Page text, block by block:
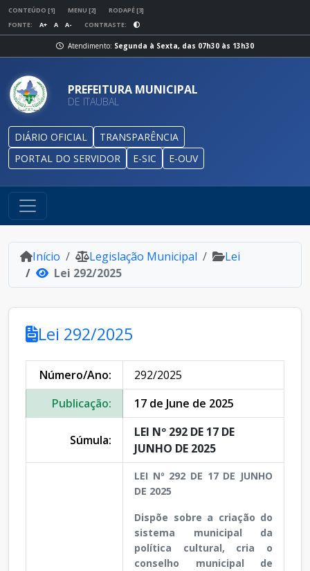
CONTEÚDO [1] MENU [2]
RODAPÉ [3]
FONTE:
A+ A A- CONTRASTE:
Atendimento: Segunda à Sexta, das 07h30 às 13h30
PREFEITURA MUNICIPAL
DE ITAUBAL
DIÁRIO OFICIAL
TRANSPARÊNCIA
PORTAL DO SERVIDOR
E-SIC E-OUV
Início Legislação Municipal
Lei
Lei 292/2025
Lei 292/2025
Número/Ano:
292/2025
Publicação:
17 de June de 2025
Súmula:
LEI Nº 292 DE 17 DE
JUNHO DE 2025
LEI Nº 292 DE 17 DE JUNHO
DE 2025
Dispõe sobre a criação do
sistema municipal da
política cultural, cria o
conselho municipal de